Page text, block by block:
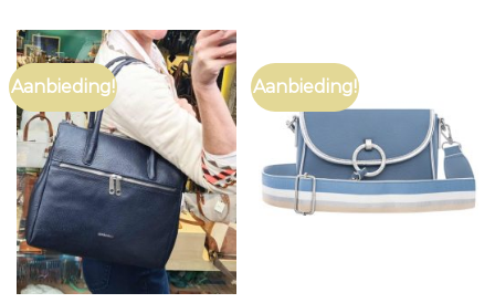
Aanbieding! Aanbieding!